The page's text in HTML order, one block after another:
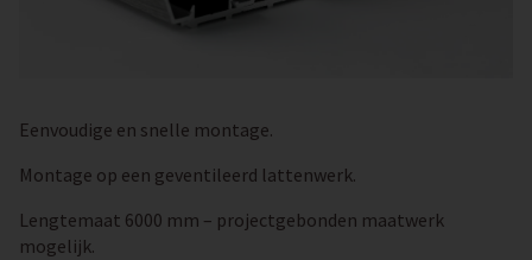
Eenvoudige en snelle montage.
Montage op een geventileerd lattenwerk.
Lengtemaat 6000 mm – projectgebonden maatwerk
mogelijk.